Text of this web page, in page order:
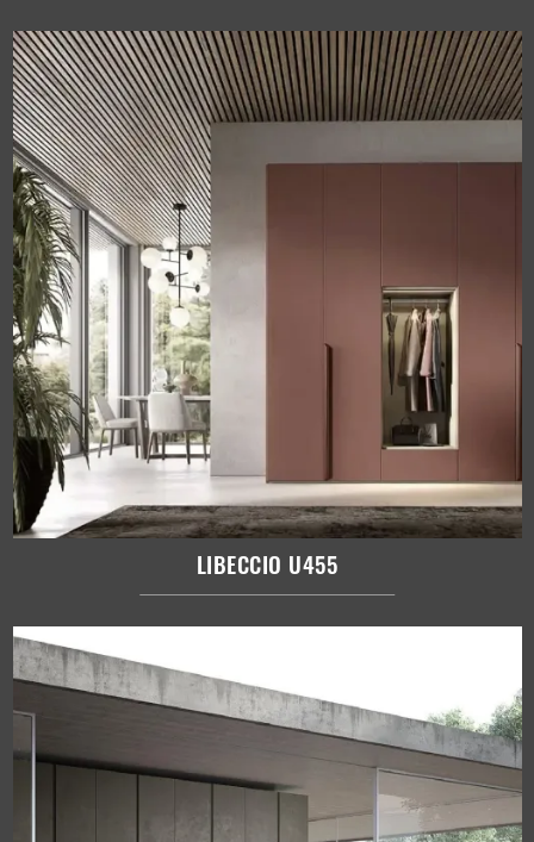
LIBECCIO U455